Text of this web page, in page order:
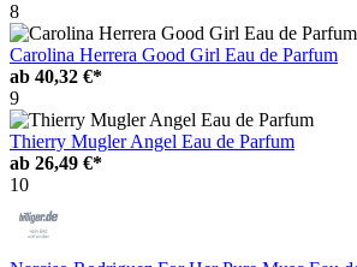
8
Carolina Herrera Good Girl Eau de Parfum
ab 40,32 €*
9
Thierry Mugler Angel Eau de Parfum
ab 26,49 €*
10